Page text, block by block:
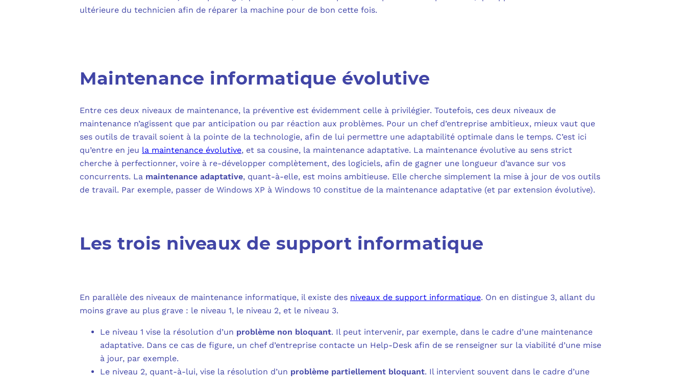
ultérieure du technicien afin de réparer la machine pour de bon cette fois.
Maintenance informatique évolutive
Entre ces deux niveaux de maintenance, la préventive est évidemment celle à privilégier. Toutefois, ces deux niveaux de
maintenance n’agissent que par anticipation ou par réaction aux problèmes. Pour un chef d’entreprise ambitieux, mieux vaut que
ses outils de travail soient à la pointe de la technologie, afin de lui permettre une adaptabilité optimale dans le temps. C’est ici
qu’entre en jeu la maintenance évolutive, et sa cousine, la maintenance adaptative. La maintenance évolutive au sens strict
cherche à perfectionner, voire à re-développer complètement, des logiciels, afin de gagner une longueur d’avance sur vos
concurrents. La maintenance adaptative, quant-à-elle, est moins ambitieuse. Elle cherche simplement la mise à jour de vos outils
de travail. Par exemple, passer de Windows XP à Windows 10 constitue de la maintenance adaptative (et par extension évolutive).
Les trois niveaux de support informatique
En parallèle des niveaux de maintenance informatique, il existe des niveaux de support informatique. On en distingue 3, allant du
moins grave au plus grave : le niveau 1, le niveau 2, et le niveau 3.
Le niveau 1 vise la résolution d’un problème non bloquant. Il peut intervenir, par exemple, dans le cadre d’une maintenance
adaptative. Dans ce cas de figure, un chef d’entreprise contacte un Help-Desk afin de se renseigner sur la viabilité d’une mise
à jour, par exemple.
Le niveau 2, quant-à-lui, vise la résolution d’un problème partiellement bloquant. Il intervient souvent dans le cadre d’une